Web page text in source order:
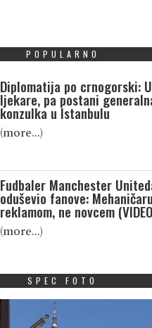
POPULARNO
Diplomatija po crnogorski:
ljekare, pa postani
konzulka u Istanbulu
(more…)
Fudbaler Manchester
oduševio fanove:
reklamom, ne novcem
(more…)
SPEC FOTO